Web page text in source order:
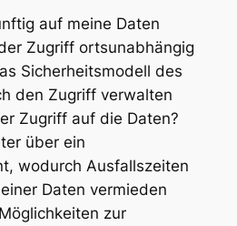
auf meine Daten
Zugriff ortsunabhängig
Sicherheitsmodell des
den Zugriff verwalten
Zugriff auf die Daten?
über ein
wodurch Ausfallszeiten
Daten vermieden
zur